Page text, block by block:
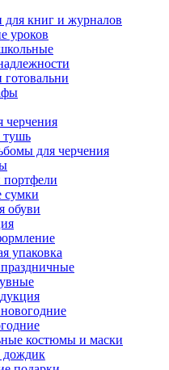
для книг и журналов
уроков
черчения
тушь
для черчения
обуви
упаковка
костюмы и маски